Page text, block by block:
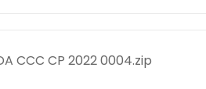
CCC CP 2022 0004.zip